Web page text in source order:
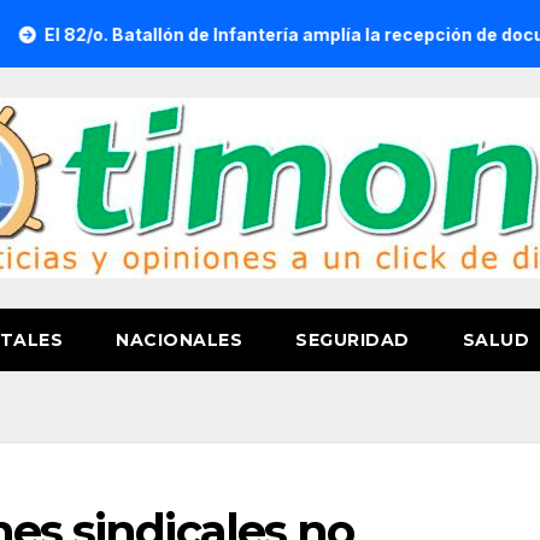
de Infantería amplía la recepción de documentos para
NACIONALES SEGURIDAD SALUD